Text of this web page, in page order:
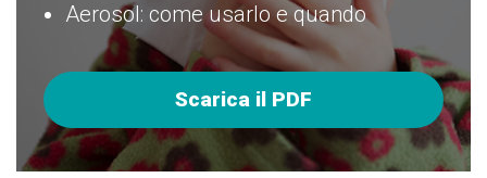
Aerosol: come usarlo e quando
Scarica il PDF